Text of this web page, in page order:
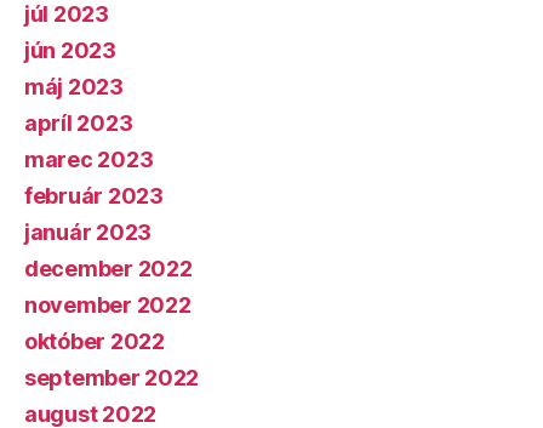
júl 2023
jún 2023
máj 2023
apríl 2023
marec 2023
február 2023
január 2023
december 2022
november 2022
október 2022
september 2022
august 2022